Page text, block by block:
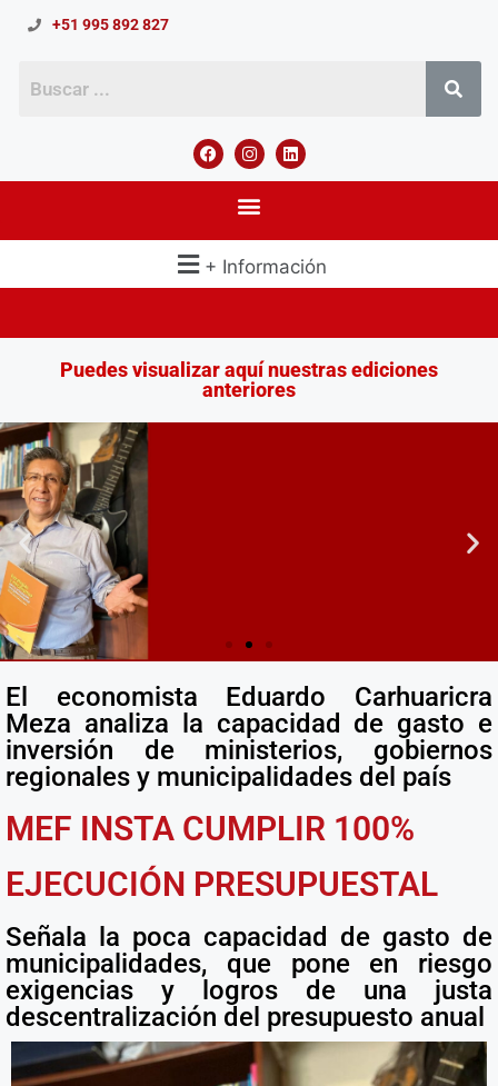
+51 995 892 827
+ Información
Puedes visualizar aquí nuestras ediciones
anteriores
MEF INSTA CUMPLIR 100%
EJECUCION PRESUPUESTAL
Ver más
El economista Eduardo Carhuaricra
Meza analiza la capacidad de gasto e
inversión de ministerios, gobiernos
regionales y municipalidades del país
MEF INSTA CUMPLIR 100%
EJECUCIÓN PRESUPUESTAL
Señala la poca capacidad de gasto de
municipalidades, que pone en riesgo
exigencias y logros de una justa
descentralización del presupuesto anual